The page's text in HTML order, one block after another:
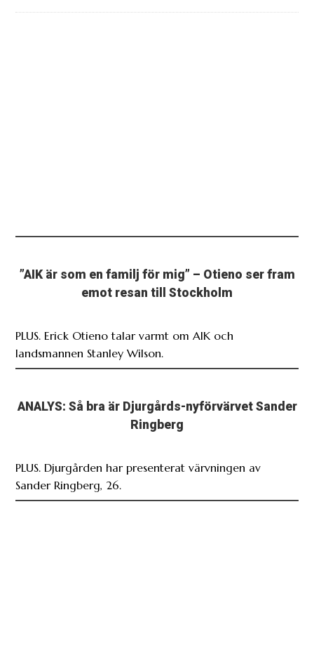
”AIK är som en familj för mig” – Otieno ser fram
emot resan till Stockholm
PLUS. Erick Otieno talar varmt om AIK och
landsmannen Stanley Wilson.
ANALYS: Så bra är Djurgårds-nyförvärvet Sander
Ringberg
PLUS. Djurgården har presenterat värvningen av
Sander Ringberg, 26.